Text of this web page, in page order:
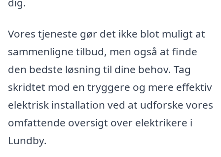
Vores tjeneste gør det ikke blot muligt at
sammenligne tilbud, men også at finde
den bedste løsning til dine behov. Tag
skridtet mod en tryggere og mere effektiv
elektrisk installation ved at udforske vores
omfattende oversigt over elektrikere i
Lundby.